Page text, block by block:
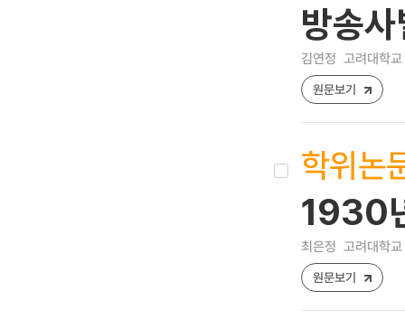
방송
김연정 고려대학
원문보기
학위논
1930
최은정 고려대학
원문보기